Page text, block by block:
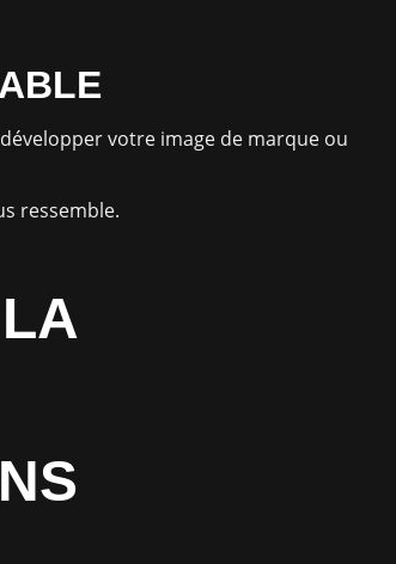
votre image de marque ou
ressemble.